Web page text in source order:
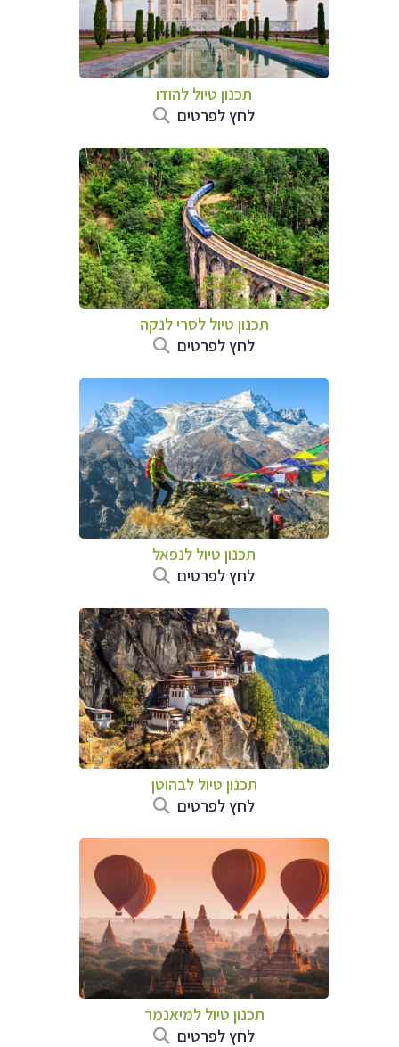
תכנון טיול להודו
לחץ לפרטים
תכנון טיול לסרי לנקה
לחץ לפרטים
תכנון טיול לנפאל
לחץ לפרטים
תכנון טיול לבהוטן
לחץ לפרטים
תכנון טיול למיאנמר
לחץ לפרטים